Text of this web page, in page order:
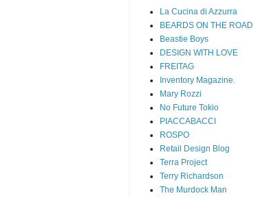
La Cucina di Azzurra
BEARDS ON THE ROAD
Beastie Boys
DESIGN WITH LOVE
FREITAG
Inventory Magazine.
Mary Rozzi
No Future Tokio
PIACCABACCI
ROSPO
Retail Design Blog
Terra Project
Terry Richardson
The Murdock Man